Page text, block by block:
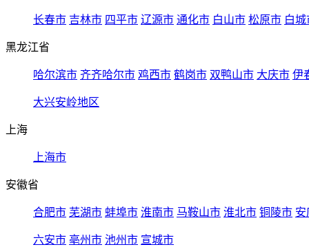
长春市 吉林市 四平市 辽源市 通化市 白山市 松原市 白城
黑龙江省
哈尔滨市 齐齐哈尔市 鸡西市 鹤岗市 双鸭山市 大庆市 伊
大兴安岭地区
上海
上海市
安徽省
合肥市 芜湖市 蚌埠市 淮南市 马鞍山市 淮北市 铜陵市 安
六安市 亳州市 池州市 宣城市